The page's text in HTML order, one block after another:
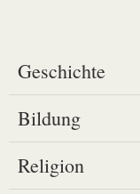
Geschichte
Bildung
Religion